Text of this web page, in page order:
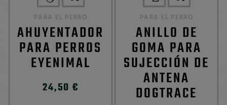
PARA EL PERRO
AHUYENTADOR
PARA PERROS
EYENIMAL
24,50 €
PARA EL PERRO
ANILLO DE
GOMA PARA
SUJECCIÓN DE
ANTENA
DOGTRACE